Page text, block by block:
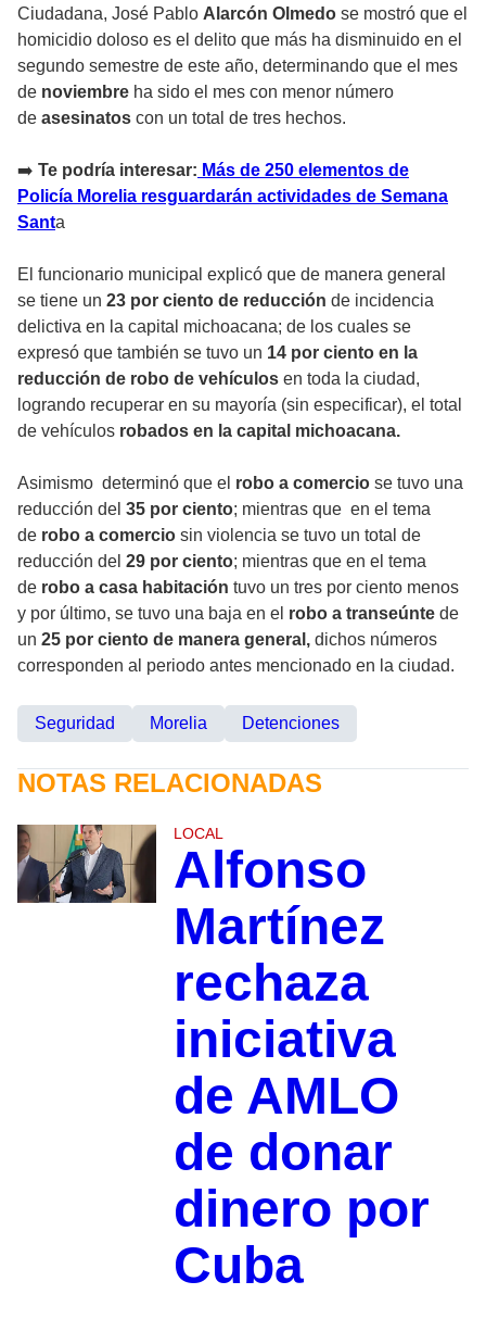
Ciudadana, José Pablo Alarcón Olmedo se mostró que el
homicidio doloso es el delito que más ha disminuido en el
segundo semestre de este año, determinando que el mes
de noviembre ha sido el mes con menor número
de asesinatos con un total de tres hechos.
➡️ Te podría interesar: Más de 250 elementos de
Policía Morelia resguardarán actividades de Semana
Santa
El funcionario municipal explicó que de manera general
se tiene un 23 por ciento de reducción de incidencia
delictiva en la capital michoacana; de los cuales se
expresó que también se tuvo un 14 por ciento en la
reducción de robo de vehículos en toda la ciudad,
logrando recuperar en su mayoría (sin especificar), el total
de vehículos robados en la capital michoacana.
Asimismo determinó que el robo a comercio se tuvo una
reducción del 35 por ciento; mientras que en el tema
de robo a comercio sin violencia se tuvo un total de
reducción del 29 por ciento; mientras que en el tema
de robo a casa habitación tuvo un tres por ciento menos
y por último, se tuvo una baja en el robo a transeúnte de
un 25 por ciento de manera general, dichos números
corresponden al periodo antes mencionado en la ciudad.
Seguridad Morelia Detenciones
NOTAS RELACIONADAS
LOCAL
Alfonso
Martínez
rechaza
iniciativa
de AMLO
de donar
dinero por
Cuba